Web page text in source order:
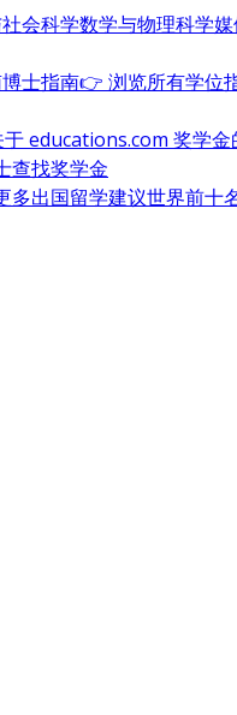
会科学数学与物理科学
博士指南👉 浏览所有学位
educations.com 奖学金
查找奖学金
多出国留学建议世界前十